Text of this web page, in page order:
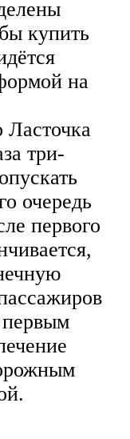
купить
на
Ласточка
три-
очередь
первого
первым